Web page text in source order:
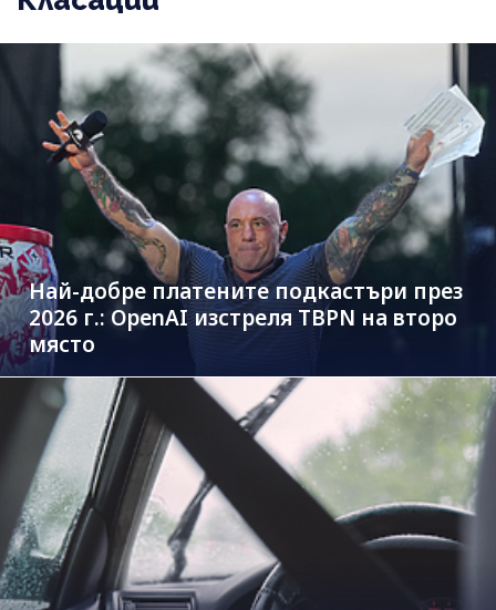
Най-добре платените подкастъри през
2026 г.: OpenAI изстреля TBPN на второ
място